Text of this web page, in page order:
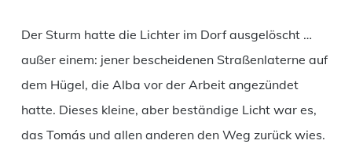
Der Sturm hatte die Lichter im Dorf ausgelöscht …
außer einem: jener bescheidenen Straßenlaterne auf
dem Hügel, die Alba vor der Arbeit angezündet
hatte. Dieses kleine, aber beständige Licht war es,
das Tomás und allen anderen den Weg zurück wies.